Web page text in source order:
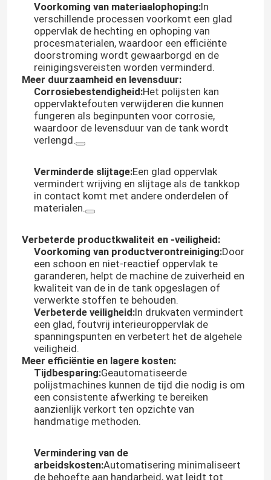
Voorkoming van materiaalophoping:In
verschillende processen voorkomt een glad
oppervlak de hechting en ophoping van
procesmaterialen, waardoor een efficiënte
doorstroming wordt gewaarborgd en de
reinigingsvereisten worden verminderd.
Meer duurzaamheid en levensduur:
Corrosiebestendigheid:Het polijsten kan
oppervlaktefouten verwijderen die kunnen
fungeren als beginpunten voor corrosie,
waardoor de levensduur van de tank wordt
verlengd.
Verminderde slijtage:Een glad oppervlak
vermindert wrijving en slijtage als de tankkop
in contact komt met andere onderdelen of
materialen.
Verbeterde productkwaliteit en -veiligheid:
Voorkoming van productverontreiniging:Door
een schoon en niet-reactief oppervlak te
garanderen, helpt de machine de zuiverheid en
kwaliteit van de in de tank opgeslagen of
verwerkte stoffen te behouden.
Verbeterde veiligheid:In drukvaten vermindert
een glad, foutvrij interieuroppervlak de
spanningspunten en verbetert het de algehele
veiligheid.
Meer efficiëntie en lagere kosten:
Tijdbesparing:Geautomatiseerde
polijstmachines kunnen de tijd die nodig is om
een consistente afwerking te bereiken
aanzienlijk verkort ten opzichte van
handmatige methoden.
Vermindering van de
arbeidskosten:Automatisering minimaliseert
de behoefte aan handarbeid, wat leidt tot